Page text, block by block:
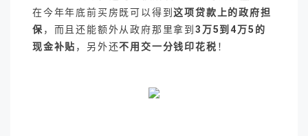
在今年年底前买房既可以得到这项贷款上的政府担
保，而且还能额外从政府那里拿到3万5到4万5的
现金补贴 ，另外还不用交一分钱印花税 ！